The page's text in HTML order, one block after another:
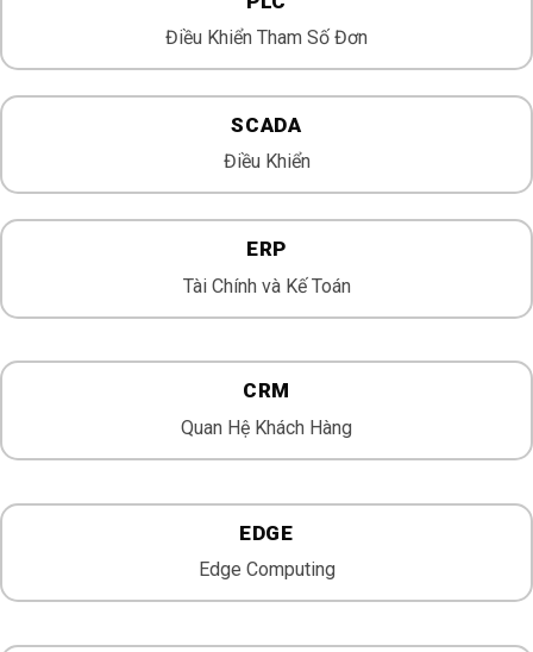
Điều Khiển Tham Số Đơn
SCADA
Điều Khiển
ERP
Tài Chính và Kế Toán
CRM
Quan Hệ Khách Hàng
EDGE
Edge Computing